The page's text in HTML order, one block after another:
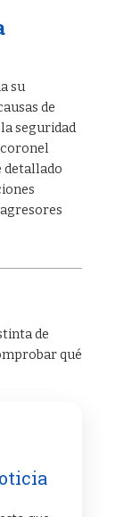
su
de
seguridad
detallado
de
qué